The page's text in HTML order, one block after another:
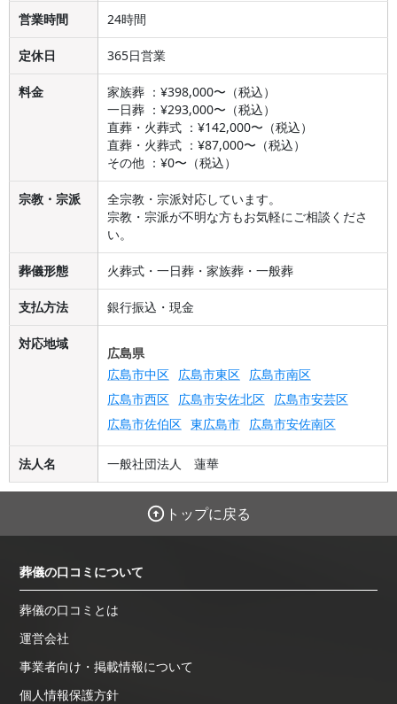
営業時間 24時間
定休日 365日営業
料金
家族葬 ：¥398,000〜（税込）
一日葬 ：¥293,000〜（税込）
直葬・火葬式 ：¥142,000〜（税込）
直葬・火葬式 ：¥87,000〜（税込）
その他 ：¥0〜（税込）
宗教・宗派
全宗教・宗派対応しています。
宗教・宗派が不明な方もお気軽にご相談くださ
い。
葬儀形態 火葬式・一日葬・家族葬・一般葬
支払方法 銀行振込・現金
対応地域
広島県
広島市中区 広島市東区 広島市南区
広島市西区 広島市安佐北区 広島市安芸区
広島市佐伯区 東広島市 広島市安佐南区
法人名 一般社団法人 蓮華
トップに戻る
葬儀の口コミについて
葬儀の口コミとは
運営会社
事業者向け・掲載情報について
個人情報保護方針